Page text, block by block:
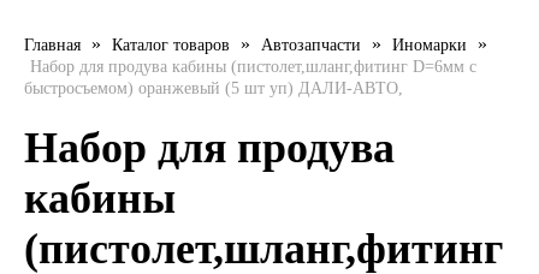
LUXE
MANNOL
MOBIL
Главная » Каталог товаров » Автозапчасти » Иномарки »
Набор для продува кабины (пистолет,шланг,фитинг D=6мм с
быстросъемом) оранжевый (5 шт уп) ДАЛИ-АВТО,
Набор для продува
кабины
(пистолет,шланг,фитинг